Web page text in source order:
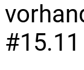
#15.11